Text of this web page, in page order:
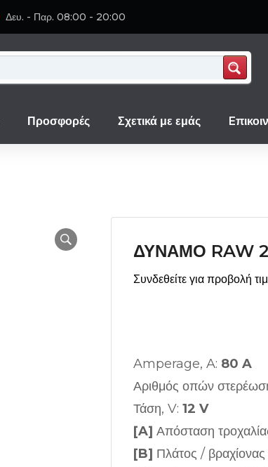
Δευ. - Παρ. 08:00 - 20:00
Προσφορές Σχετικά με εμάς
ΔΥΝΑΜΟ RAW
Συνδεθείτε για προβολή
Amperage, A: 80 A
Αριθμός οπών
Τάση, V: 12 V
[A] Απόσταση
[B] Πλάτος /